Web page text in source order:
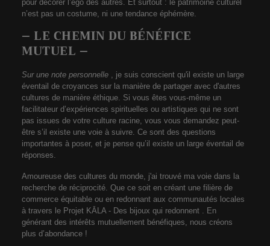
pour décorer l’ego des autres. Et surtout : le patrimoine culturel
n’est pas un costume, ni une tendance éphémère.
– LE CHEMIN DU BÉNÉFICE
MUTUEL –
Sur une note personnelle , je suis conscient qu'il existe un large
éventail de croyances sur la manière de partager avec d'autres
cultures de manière éthique. Si vous êtes vous-même un
facilitateur d’expériences spirituelles ou artistiques qui ne sont
pas issues de votre culture racine, vous vous demandez peut-
être s’il existe une voie à suivre. Ce sont des questions
importantes à poser, et je pense qu’il existe un large éventail de
réponses.
Amoureuse des cultures du monde, j'ai trouvé ma voie dans la
recherche de réciprocité. Que ce soit en créant une filière de
commerce équitable ou en redonnant aux communautés locales
à travers le Projet KĀLA - Des bijoux qui redonnent . En
générant des intérêts mutuellement bénéfiques, nous créons
plus d’abondance !